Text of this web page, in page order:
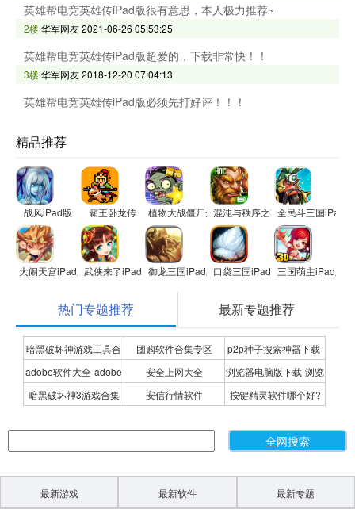
英雄帮电竞英雄传iPad版很有意思，本人极力推荐~
2楼华军网友2021-06-26 05:53:25
英雄帮电竞英雄传iPad版超爱的，下载非常快！！
3楼华军网友2018-12-20 07:04:13
英雄帮电竞英雄传iPad版必须先打好评！！！
精品推荐
战风iPad版 霸王卧龙传 植物大战僵尸全明星混沌与秩序之英雄战歌全民斗三国iPad版
大闹天宫iPad版武侠来了iPad版御龙三国iPad版口袋三国iPad版三国萌主iPad版
热门专题推荐 最新专题推荐
暗黑破坏神游戏工具合
集
团购软件合集专区
p2p种子搜索神器下载-
P2P种子搜索神器专题
adobe软件大全-adobe
全系列软件下载-adobe
安全上网大全
浏览器电脑版下载-浏览
器下载合集
暗黑破坏神3游戏合集 安信行情软件
按键精灵软件哪个好?
最新游戏 最新软件 最新专题